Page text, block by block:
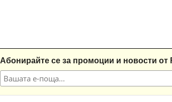
Абонирайте се за промоции и новости от